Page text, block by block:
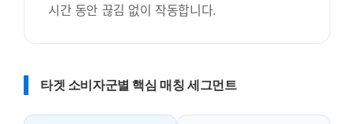
시간 동안 끊김 없이 작동합니다.
타겟 소비자군별 핵심 매칭 세그먼트 세부정보 열기/접기